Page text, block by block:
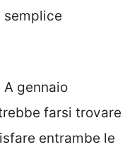
semplice
gennaio
farsi trovare
entrambe le